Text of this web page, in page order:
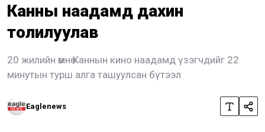
Канны наадамд дахин
толилуулав
20 жилийн өмнө Каннын кино наадамд үзэгчдийг 22
минутын турш алга ташуулсан бүтээл
Eaglenews